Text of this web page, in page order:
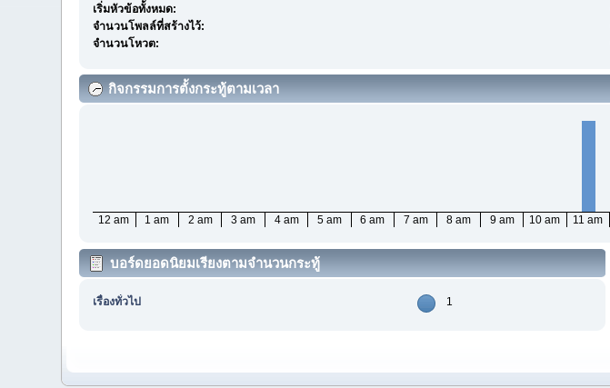
เริ่มหัวข้อทั้งหมด:
จำนวนโพลล์ที่สร้างไว้:
จำนวนโหวต:
กิจกรรมการตั้งกระทู้ตามเวลา
12 am 1 am 2 am 3 am 4 am 5 am 6 am 7 am 8 am 9 am 10 am 11 am
บอร์ดยอดนิยมเรียงตามจำนวนกระทู้
เรื่องทั่วไป 1